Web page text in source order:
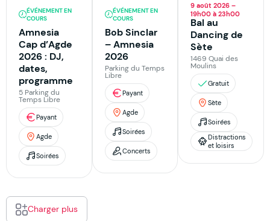
ÉVÉNEMENT EN
COURS
Amnesia
Cap d’Agde
2026 : DJ,
dates,
programme
5 Parking du
Temps Libre
Payant
Agde
Soirées
ÉVÉNEMENT EN
COURS
Bob Sinclar
– Amnesia
2026
Parking du Temps
Libre
Payant
Agde
Soirées
Concerts
9 août 2026 –
19h00 à 23h00
Bal au
Dancing de
Sète
1469 Quai des
Moulins
Gratuit
Sète
Soirées
Distractions
et loisirs
Charger plus